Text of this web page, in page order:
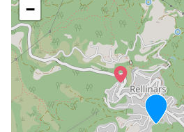
−